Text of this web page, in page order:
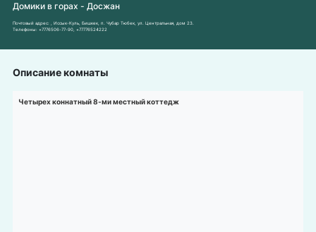
Домики в горах - Досжан
Почтовый адрес:
, Иссык-Куль, Бишкек, п. Чубар Тюбек, ул. Центральная, дом 23.
Телефоны: +7776506-77-90 +77776524222
Описание комнаты